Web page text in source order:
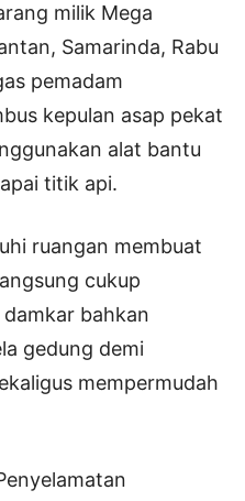
milik Mega
Samarinda, Rabu
pemadam
kepulan asap pekat
alat bantu
titik api.
ruangan membuat
cukup
bahkan
gedung demi
mempermudah